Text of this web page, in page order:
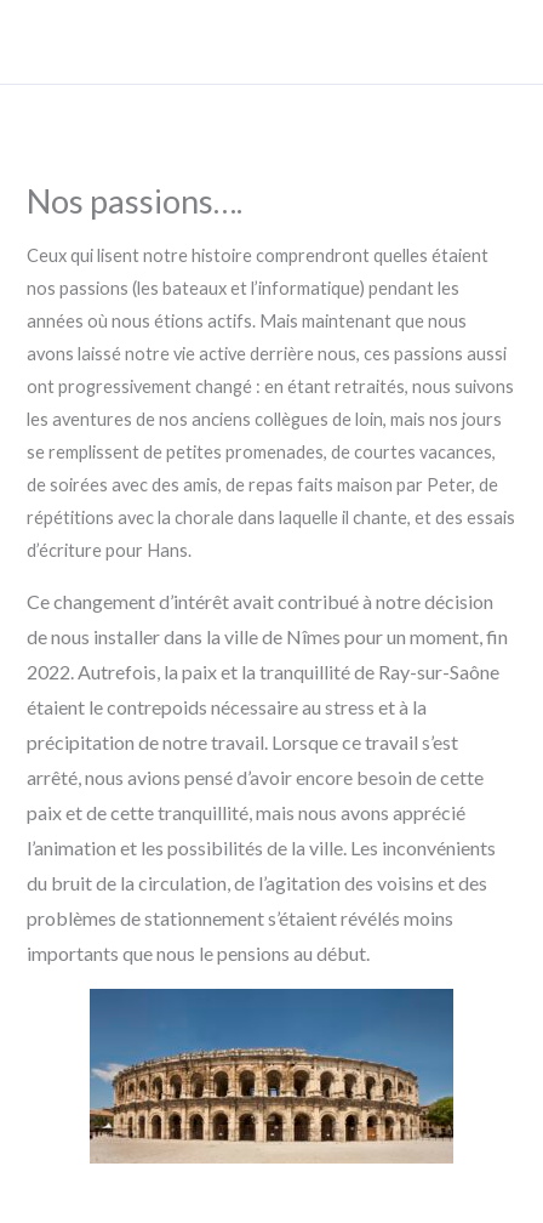
content
Nos passions….
Ceux qui lisent notre histoire comprendront quelles étaient
nos passions (les bateaux et l’informatique) pendant les
années où nous étions actifs. Mais maintenant que nous
avons laissé notre vie active derrière nous, ces passions aussi
ont progressivement changé : en étant retraités, nous suivons
les aventures de nos anciens collègues de loin, mais nos jours
se remplissent de petites promenades, de courtes vacances,
de soirées avec des amis, de repas faits maison par Peter, de
répétitions avec la chorale dans laquelle il chante, et des essais
d’écriture pour Hans.
Ce changement d’intérêt avait contribué à notre décision
de nous installer dans la ville de Nîmes pour un moment, fin
2022. Autrefois, la paix et la tranquillité de Ray-sur-Saône
étaient le contrepoids nécessaire au stress et à la
précipitation de notre travail. Lorsque ce travail s’est
arrêté, nous avions pensé d’avoir encore besoin de cette
paix et de cette tranquillité, mais nous avons apprécié
l’animation et les possibilités de la ville. Les inconvénients
du bruit de la circulation, de l’agitation des voisins et des
problèmes de stationnement s’étaient révélés moins
importants que nous le pensions au début.